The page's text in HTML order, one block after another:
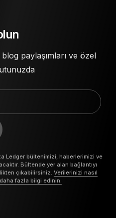
paylaşımları ve özel
Ledger bültenimizi, haberlerimizi ve
Bültende yer alan bağlantıyı
çıkabilirsiniz. Verilerinizi nasıl
fazla bilgi edinin.